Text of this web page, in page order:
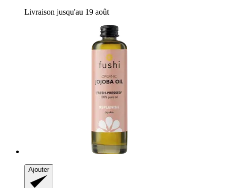
Livraison jusqu'au 19 août
Ajouter